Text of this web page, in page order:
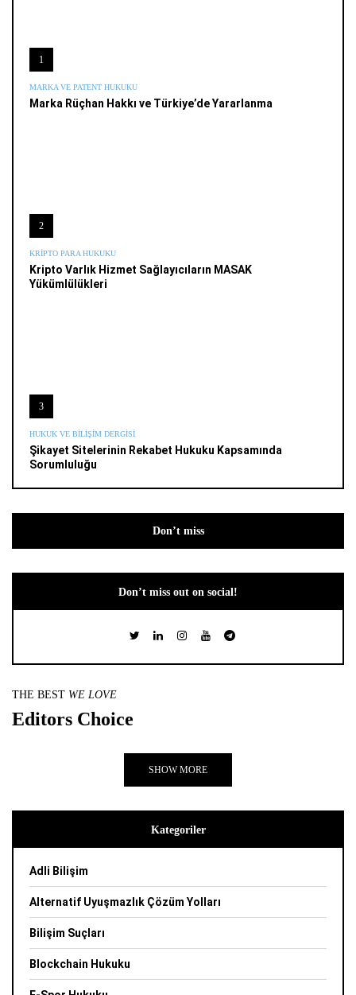
1
MARKA VE PATENT HUKUKU
Marka Rüçhan Hakkı ve Türkiye’de Yararlanma
2
KRIPTO PARA HUKUKU
Kripto Varlık Hizmet Sağlayıcıların MASAK
Yükümlülükleri
3
HUKUK VE BILIŞIM DERGISI
Şikayet Sitelerinin Rekabet Hukuku Kapsamında
Sorumluluğu
Don’t miss
Don’t miss out on social!
THE BEST WE LOVE
Editors Choice
SHOW MORE
Kategoriler
Adli Bilişim
Alternatif Uyuşmazlık Çözüm Yolları
Bilişim Suçları
Blockchain Hukuku